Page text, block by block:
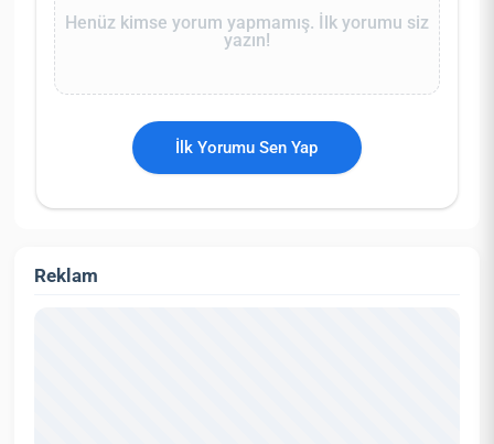
Henüz kimse yorum yapmamış. İlk yorumu siz
yazın!
İlk Yorumu Sen Yap
Reklam